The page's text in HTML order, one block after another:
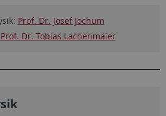
Prof. Dr. Josef Jochum
Prof. Dr. Tobias Lachenmaier